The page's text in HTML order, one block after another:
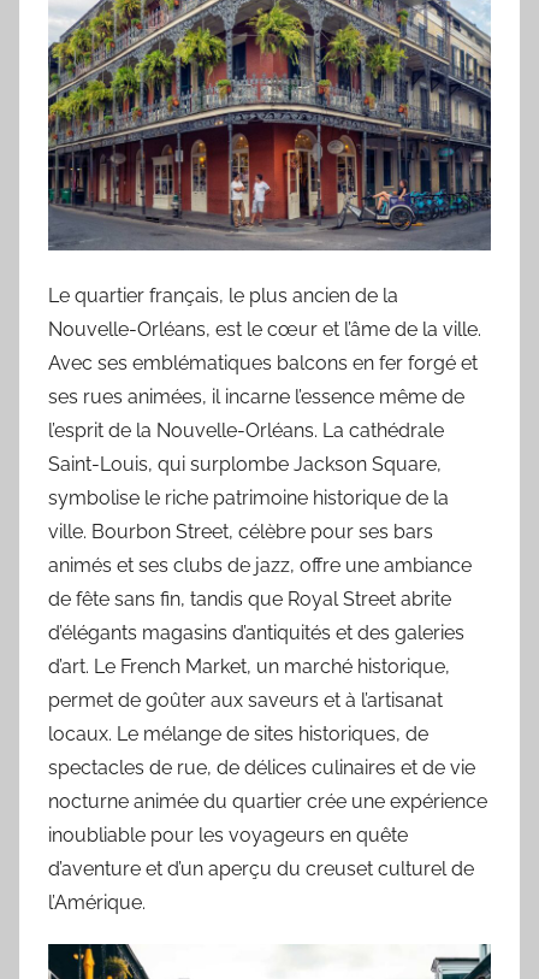
Le quartier français, le plus ancien de la
Nouvelle-Orléans, est le cœur et l’âme de la ville.
Avec ses emblématiques balcons en fer forgé et
ses rues animées, il incarne l’essence même de
l’esprit de la Nouvelle-Orléans. La cathédrale
Saint-Louis, qui surplombe Jackson Square,
symbolise le riche patrimoine historique de la
ville. Bourbon Street, célèbre pour ses bars
animés et ses clubs de jazz, offre une ambiance
de fête sans fin, tandis que Royal Street abrite
d’élégants magasins d’antiquités et des galeries
d’art. Le French Market, un marché historique,
permet de goûter aux saveurs et à l’artisanat
locaux. Le mélange de sites historiques, de
spectacles de rue, de délices culinaires et de vie
nocturne animée du quartier crée une expérience
inoubliable pour les voyageurs en quête
d’aventure et d’un aperçu du creuset culturel de
l’Amérique.